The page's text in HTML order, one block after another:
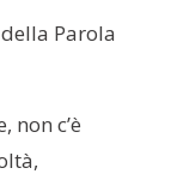
Parola
non c’è